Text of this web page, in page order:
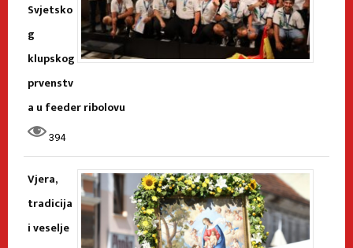
Svjetsko
g
klupskog
prvenstv
a u feeder ribolovu
394
Vjera,
tradicija
i veselje